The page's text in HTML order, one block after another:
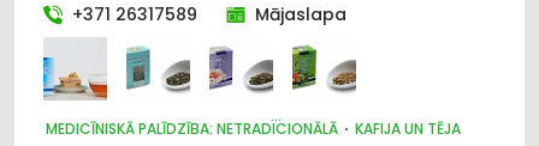
Augļkopība
Bērnu preču tirdzniecība
Degvielas, naftas produktu tirdzniecība
+371 26317589 Mājaslapa
MEDICĪNISKĀ PALĪDZĪBA: NETRADICIONĀLĀ
KAFIJA UN TĒJA